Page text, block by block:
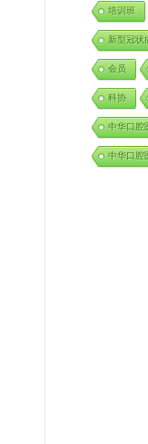
培训班
新型冠状
会员
科协
中华口腔
中华口腔